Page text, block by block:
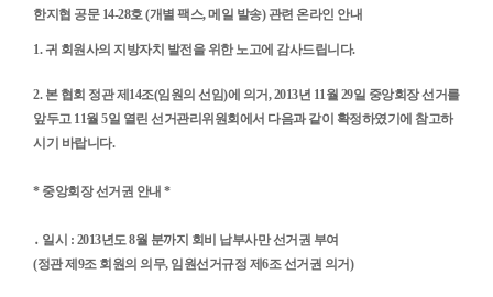
한지협 공문 14-28호 (개별 팩스, 메일 발송) 관련 온라인 안내
1. 귀 회원사의 지방자치 발전을 위한 노고에 감사드립니다.
2. 본 협회 정관 제14조(임원의 선임)에 의거, 2013년 11월 29일 중앙회장 선거를
앞두고 11월 5일 열린 선거관리위원회에서 다음과 같이 확정하였기에 참고하
시기 바랍니다.
*중앙회장 선거권 안내 *
․ 일시 : 2013년도 8월 분까지 회비 납부사만 선거권 부여
(정관 제9조 회원의 의무, 임원선거규정 제6조 선거권 의거)